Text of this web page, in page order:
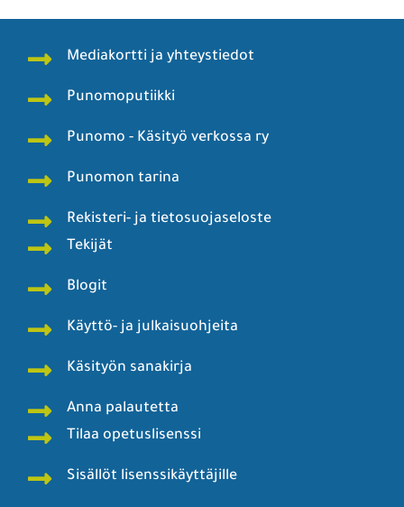
Mediakortti ja yhteystiedot
Punomoputiikki
Punomo - Käsityö verkossa ry
Punomon tarina
Rekisteri- ja tietosuojaseloste
Tekijät
Blogit
Käyttö- ja julkaisuohjeita
Käsityön sanakirja
Anna palautetta
Tilaa opetuslisenssi
Sisällöt lisenssikäyttäjille